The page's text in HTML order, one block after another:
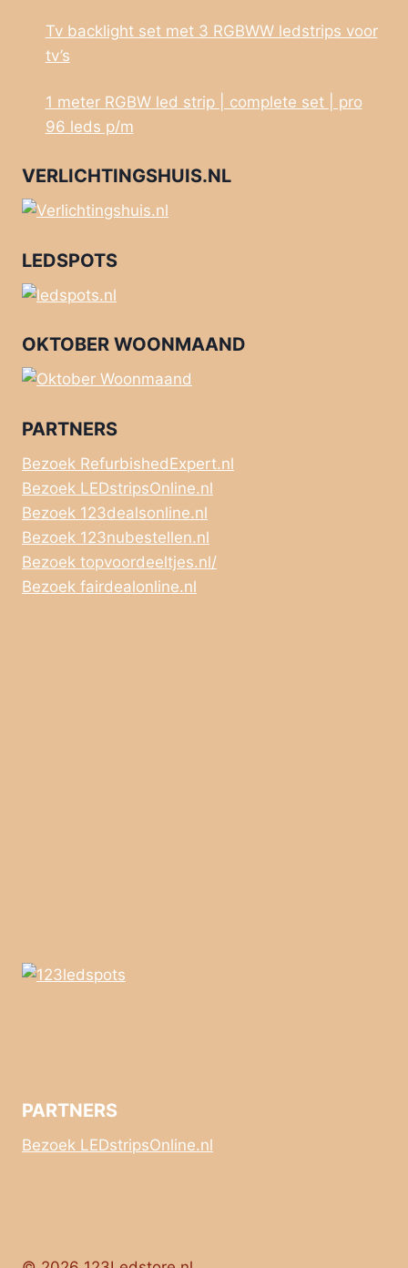
Tv backlight set met 3 RGBWW ledstrips voor
tv’s
1 meter RGBW led strip | complete set | pro
96 leds p/m
VERLICHTINGSHUIS.NL
LEDSPOTS
OKTOBER WOONMAAND
PARTNERS
Bezoek RefurbishedExpert.nl
Bezoek LEDstripsOnline.nl
Bezoek 123dealsonline.nl
Bezoek 123nubestellen.nl
Bezoek topvoordeeltjes.nl/
Bezoek fairdealonline.nl
PARTNERS
Bezoek LEDstripsOnline.nl